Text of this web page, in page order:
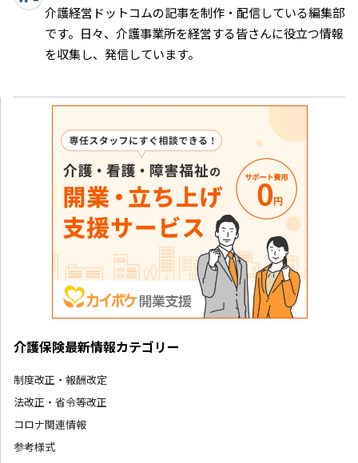
介護経営ドットコムの記事を制作・配信している編集部
です。日々、介護事業所を経営する皆さんに役立つ情報
を収集し、発信しています。
介護保険最新情報カテゴリー
制度改正・報酬改定
法改正・省令等改正
コロナ関連情報
参考様式